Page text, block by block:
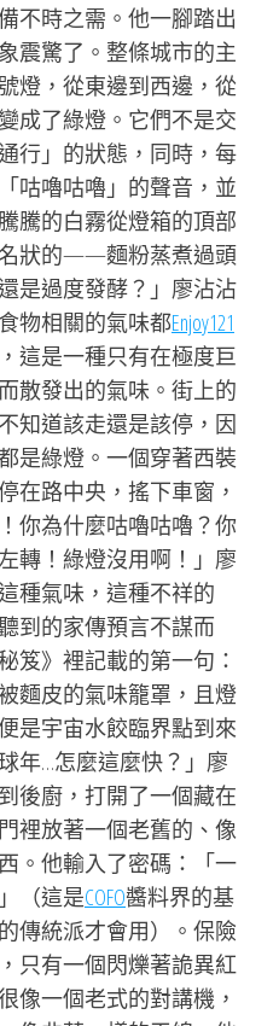
不時之需。他一腳踏出
震驚了。整條城市的主
燈，從東邊到西邊，從
成了綠燈。它們不是交
行」的狀態，同時，每
咕嚕咕嚕」的聲音，並
騰的白霧從燈箱的頂部
狀的——麵粉蒸煮過頭
是過度發酵？」廖沾沾
物相關的氣味都Enjoy121
這是一種只有在極度巨
散發出的氣味。街上的
知道該走還是該停，因
是綠燈。一個穿著西裝
在路中央，搖下車窗，
你為什麼咕嚕咕嚕？你
轉！綠燈沒用啊！」廖
種氣味，這種不祥的
到的家傳預言不謀而
笈》裡記載的第一句：
麵皮的氣味籠罩，且燈
是宇宙水餃臨界點到來
年…怎麼這麼快？」廖
後廚，打開了一個藏在
裡放著一個老舊的、像
。他輸入了密碼：「一
（這是COFO醬料界的基
傳統派才會用）。保險
只有一個閃爍著詭異紅
像一個老式的對講機，